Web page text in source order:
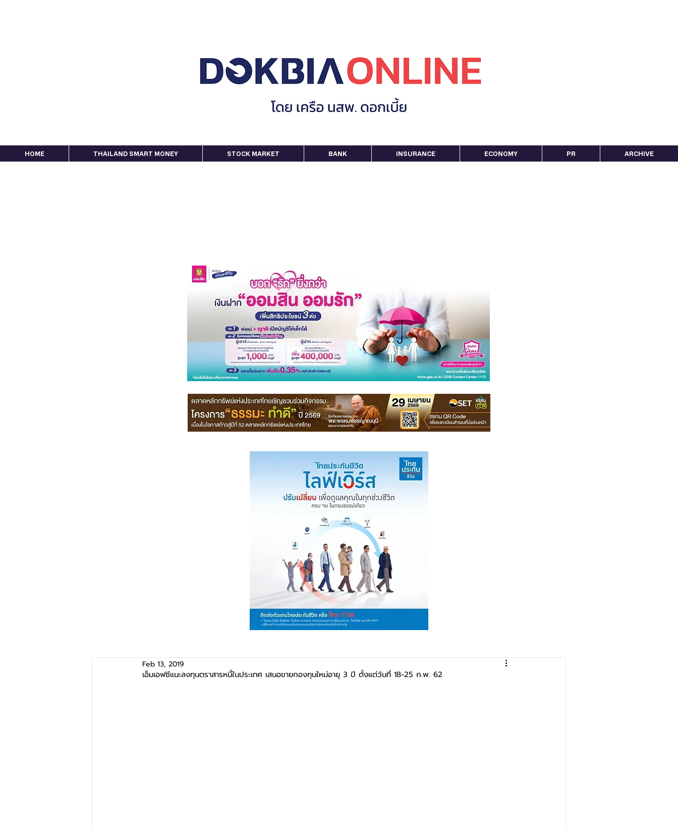
HOME THAILAND SMART MONEY STOCK MARKET BANK INSURANCE ECONOMY PR ARCHIVE
เอ็มเอฟซีแนะลงทุนตราสารหนี้ในประเทศ เสนอขายกองทุนใหม่อายุ 3 ปี ตั้งแต่วันที่ 18-25 ก.พ. 62
Feb 13, 2019